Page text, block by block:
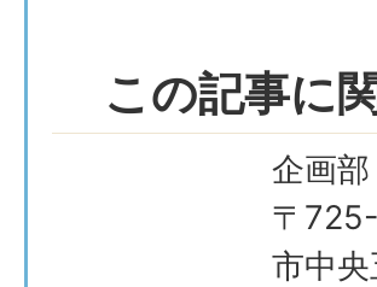
この記事に
企画
〒
市中